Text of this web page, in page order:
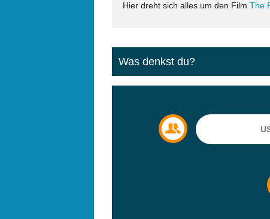
Hier dreht sich alles um den Film The
Was denkst du?